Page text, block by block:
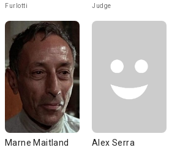
Furlotti Judge
Marne Maitland Alex Serra